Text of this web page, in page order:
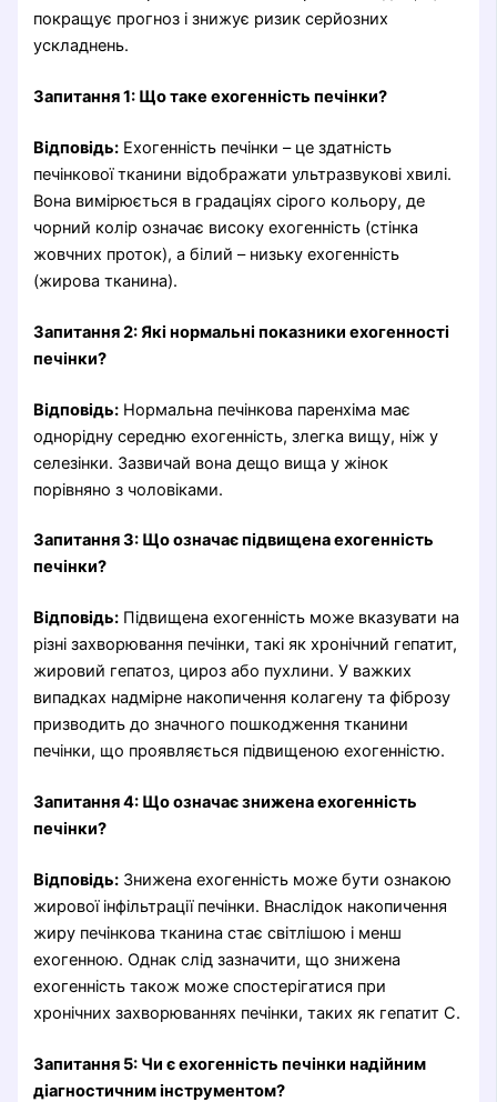
покращує прогноз і знижує ризик серйозних
ускладнень.
Запитання 1: Що таке ехогенність печінки?
Відповідь: Ехогенність печінки – це здатність
печінкової тканини відображати ультразвукові хвилі.
Вона вимірюється в градаціях сірого кольору, де
чорний колір означає високу ехогенність (стінка
жовчних проток), а білий – низьку ехогенність
(жирова тканина).
Запитання 2: Які нормальні показники ехогенності
печінки?
Відповідь: Нормальна печінкова паренхіма має
однорідну середню ехогенність, злегка вищу, ніж у
селезінки. Зазвичай вона дещо вища у жінок
порівняно з чоловіками.
Запитання 3: Що означає підвищена ехогенність
печінки?
Відповідь: Підвищена ехогенність може вказувати на
різні захворювання печінки, такі як хронічний гепатит,
жировий гепатоз, цироз або пухлини. У важких
випадках надмірне накопичення колагену та фіброзу
призводить до значного пошкодження тканини
печінки, що проявляється підвищеною ехогенністю.
Запитання 4: Що означає знижена ехогенність
печінки?
Відповідь: Знижена ехогенність може бути ознакою
жирової інфільтрації печінки. Внаслідок накопичення
жиру печінкова тканина стає світлішою і менш
ехогенною. Однак слід зазначити, що знижена
ехогенність також може спостерігатися при
хронічних захворюваннях печінки, таких як гепатит C.
Запитання 5: Чи є ехогенність печінки надійним
діагностичним інструментом?